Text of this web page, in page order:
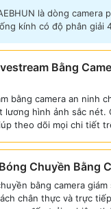
là dòng camera
kính có độ phân giải
Bằng
bằng camera an ninh
lương hình ảnh sắc nét.
theo dõi mọi chi tiết
Chuyền Bằng
bằng camera
chân thực và trực